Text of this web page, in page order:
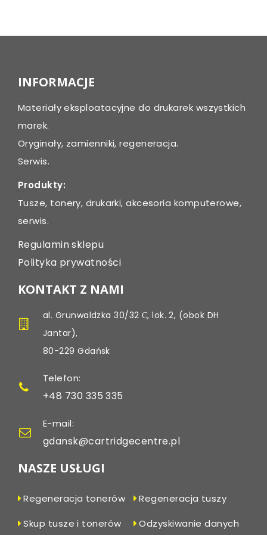
navigation
INFORMACJE
Materiały eksploatacyjne do drukarek wszystkich
marek.
Oryginały, zamienniki, regeneracja.
Serwis.
Produkty:
Tusze, tonery, drukarki, akcesoria komputerowe,
serwis.
Regulamin sklepu
Polityka prywatności
KONTAKT Z NAMI
al. Grunwaldzka 30/32 С, lok. 2, (obok DH
Jantar),
80-229 Gdańsk
Telefon:
+48 730 335 335
E-mail:
gdansk@cartridgecentre.pl
NASZE USŁUGI
Regeneracja tonerów
Regeneracja tuszy
Skup tusze i tonerów
Odzyskiwanie danych